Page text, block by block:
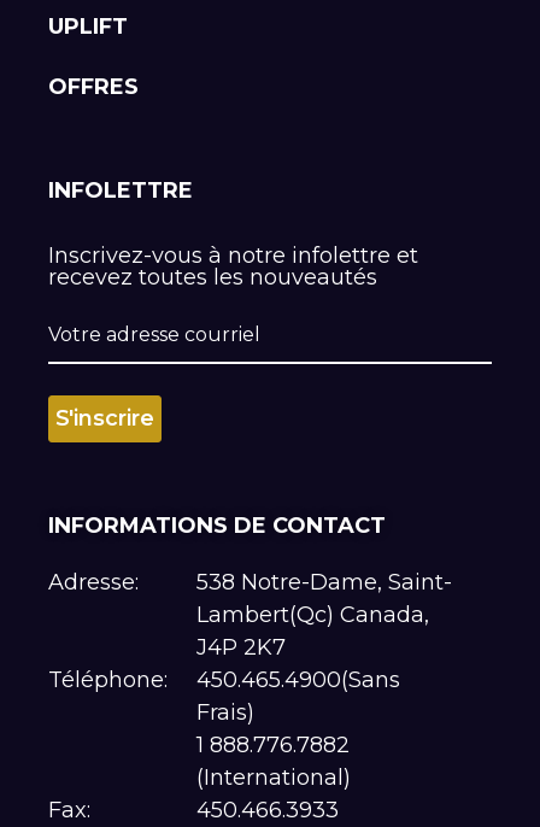
UPLIFT
OFFRES
INFOLETTRE
Inscrivez-vous à notre infolettre et
recevez toutes les nouveautés
INFORMATIONS DE CONTACT
Adresse:
538 Notre-Dame, Saint-
Lambert(Qc) Canada,
J4P 2K7
Téléphone:
450.465.4900(Sans
Frais)
1 888.776.7882
(International)
Fax:
450.466.3933